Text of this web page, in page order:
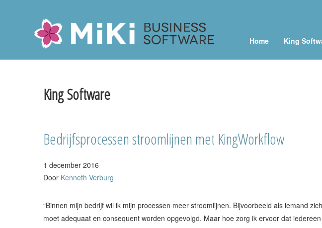
Miki-Business-Software
Home King
King Software
Bedrijfsprocessen stroomlijnen met KingWorkflow
1 december 2016
Door Kenneth Verburg
“Binnen mijn bedrijf wil ik mijn processen meer stroomlijnen. Bijvoorbeeld als iemand
moet adequaat en consequent worden opgevolgd. Maar hoe zorg ik ervoor dat